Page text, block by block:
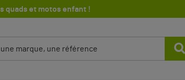
quads et motos enfant !